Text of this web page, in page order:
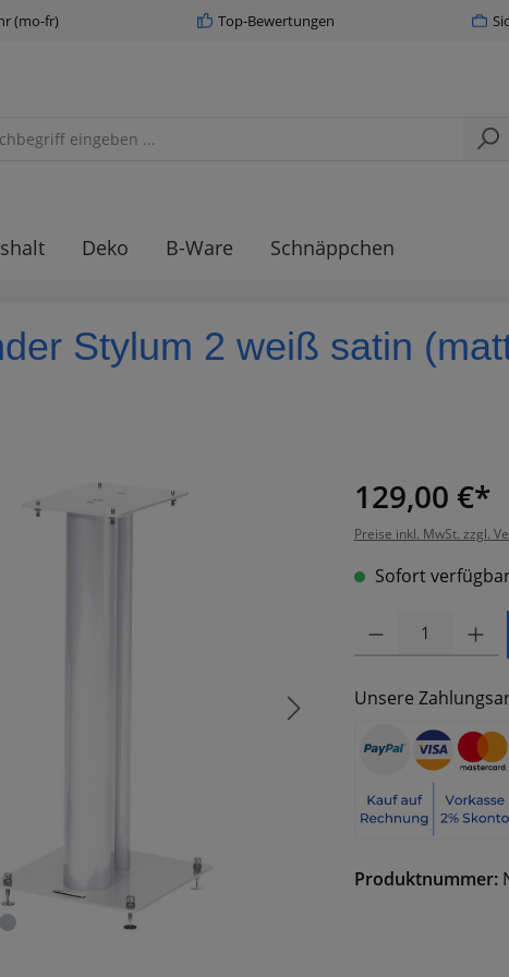
(mo-fr) Top-Bewertungen
Deko B-Ware Schnäppchen
Stylum 2 weiß satin
129,00 €*
Preise inkl. MwSt. zzgl.
Sofort
Unsere
Produktnummer: